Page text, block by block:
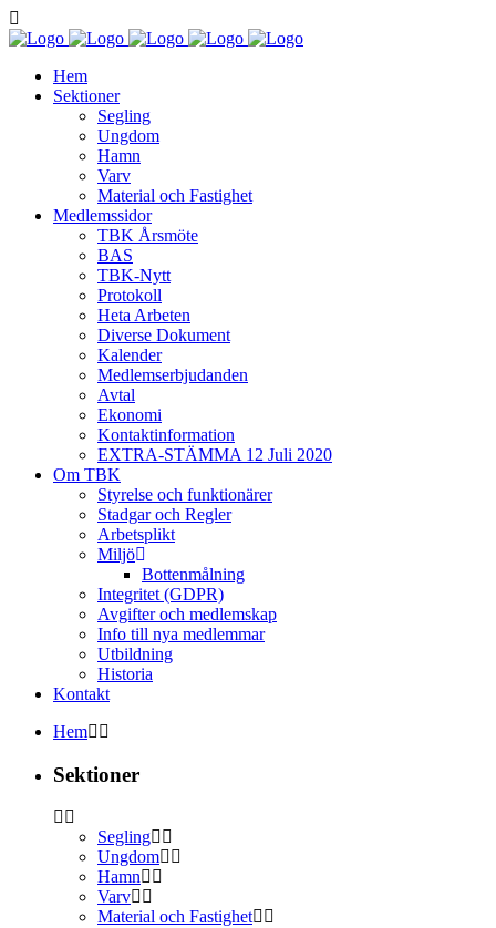
Hem
Sektioner
Segling
Ungdom
Hamn
Varv
Material och Fastighet
Medlemssidor
TBK Årsmöte
BAS
TBK-Nytt
Protokoll
Heta Arbeten
Diverse Dokument
Kalender
Medlemserbjudanden
Avtal
Ekonomi
Kontaktinformation
EXTRA-STÄMMA 12 Juli 2020
Om TBK
Styrelse och funktionärer
Stadgar och Regler
Arbetsplikt
Miljö
Bottenmålning
Integritet (GDPR)
Avgifter och medlemskap
Info till nya medlemmar
Utbildning
Historia
Kontakt
Hem
Sektioner
Segling
Ungdom
Hamn
Varv
Material och Fastighet